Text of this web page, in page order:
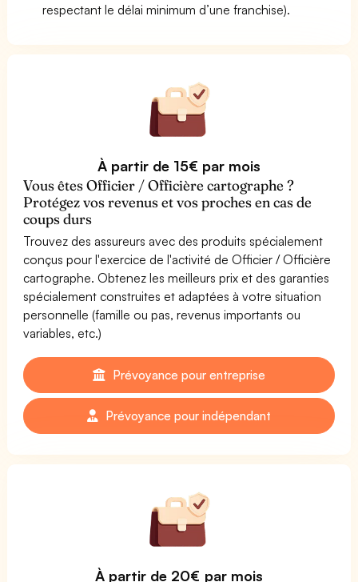
respectant le délai minimum d’une franchise).
À partir de 15€ par mois
Vous êtes Officier / Officière cartographe ?
Protégez vos revenus et vos proches en cas de
coups durs
Trouvez des assureurs avec des produits spécialement
conçus pour l'exercice de l'activité de Officier / Officière
cartographe. Obtenez les meilleurs prix et des garanties
spécialement construites et adaptées à votre situation
personnelle (famille ou pas, revenus importants ou
variables, etc.)
Prévoyance pour entreprise
Prévoyance pour indépendant
À partir de 20€ par mois